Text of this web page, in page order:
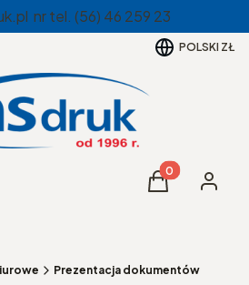
nr tel. (56) 46 259 23
POLSKI ZŁ
Produkty w
Koszyk
Prezentacja dokumentów